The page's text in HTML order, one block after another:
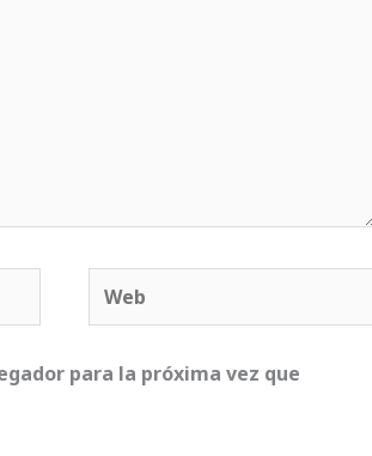
Web
para la próxima vez que